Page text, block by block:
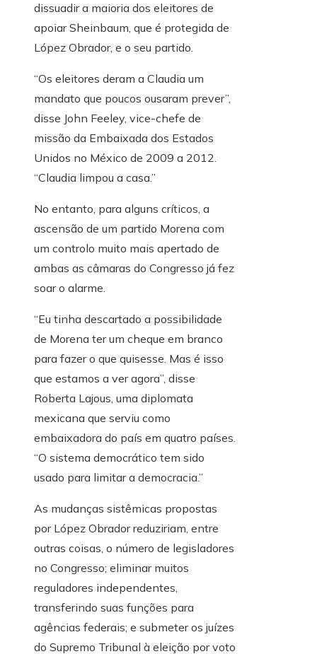
dissuadir a maioria dos eleitores de
apoiar Sheinbaum, que é protegida de
López Obrador, e o seu partido.
“Os eleitores deram a Claudia um
mandato que poucos ousaram prever”,
disse John Feeley, vice-chefe de
missão da Embaixada dos Estados
Unidos no México de 2009 a 2012.
“Claudia limpou a casa.”
No entanto, para alguns críticos, a
ascensão de um partido Morena com
um controlo muito mais apertado de
ambas as câmaras do Congresso já fez
soar o alarme.
“Eu tinha descartado a possibilidade
de Morena ter um cheque em branco
para fazer o que quisesse. Mas é isso
que estamos a ver agora”, disse
Roberta Lajous, uma diplomata
mexicana que serviu como
embaixadora do país em quatro países.
“O sistema democrático tem sido
usado para limitar a democracia.”
As mudanças sistêmicas propostas
por López Obrador reduziriam, entre
outras coisas, o número de legisladores
no Congresso; eliminar muitos
reguladores independentes,
transferindo suas funções para
agências federais; e submeter os juízes
do Supremo Tribunal à eleição por voto